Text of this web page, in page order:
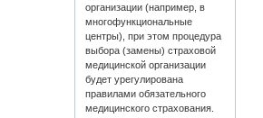
организации (например, в
многофункциональные
центры), при этом процедура
выбора (замены) страховой
медицинской организации
будет урегулирована
правилами обязательного
медицинского страхования.